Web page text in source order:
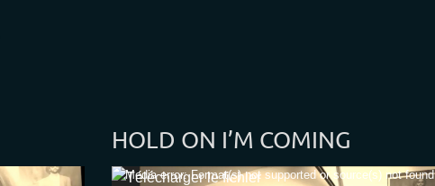
HOLD ON I’M COMING
Lecteur
Media error: Format(s) not supported or source(s) not found